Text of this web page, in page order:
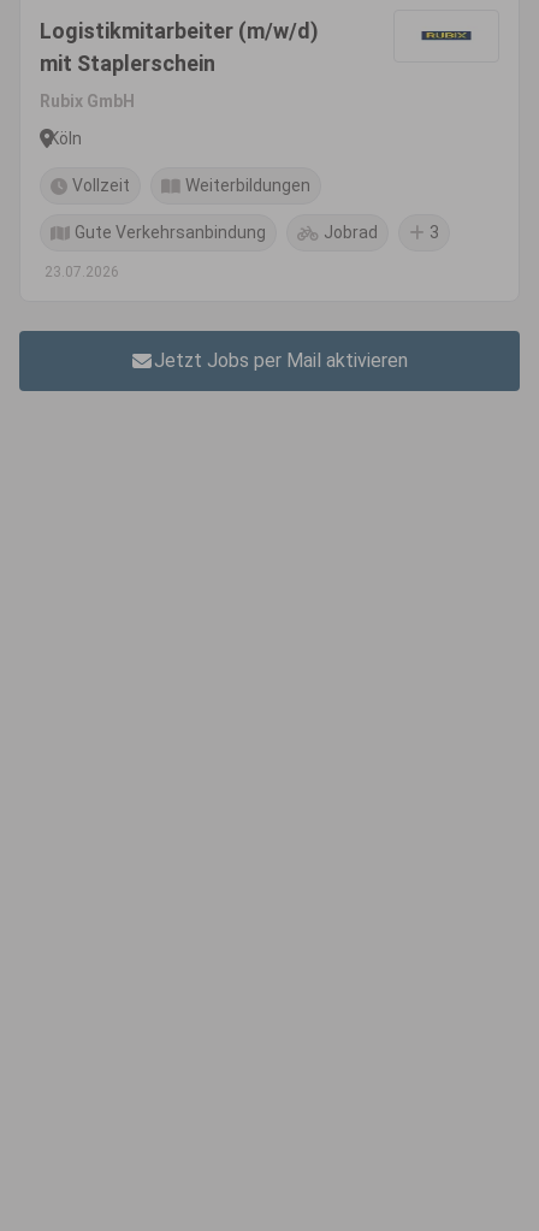
Logistikmitarbeiter (m/w/d)
mit Staplerschein
Rubix GmbH
Köln
Vollzeit Weiterbildungen
Gute Verkehrsanbindung Jobrad 3
23.07.2026
Jetzt Jobs per Mail aktivieren